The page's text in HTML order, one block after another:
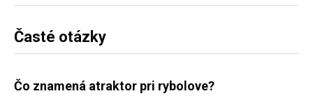
Časté otázky
Čo znamená atraktor pri rybolove?